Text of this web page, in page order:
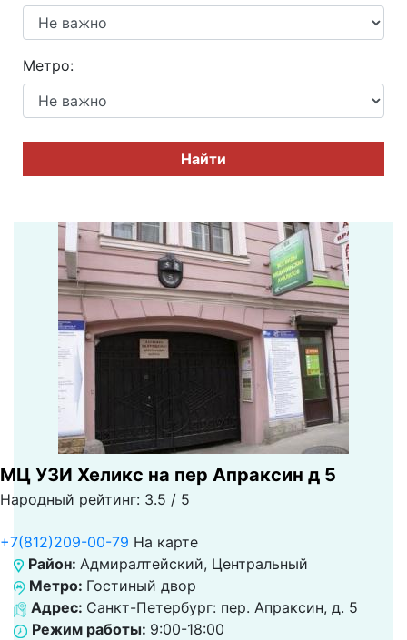
Метро:
Найти
МЦ УЗИ Хеликс на пер Апраксин д 5
Народный рейтинг: 3.5 / 5
+7(812)209-00-79 На карте
Район: Адмиралтейский, Центральный
Метро: Гостиный двор
Адрес: Санкт-Петербург: пер. Апраксин, д. 5
Режим работы: 9:00-18:00